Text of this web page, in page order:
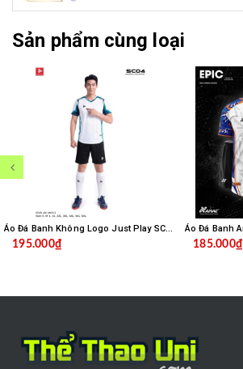
Sản phẩm cùng loại
Áo Đá Banh Không Logo Just Play SC04 - Trắng
195.000₫ 185.000₫